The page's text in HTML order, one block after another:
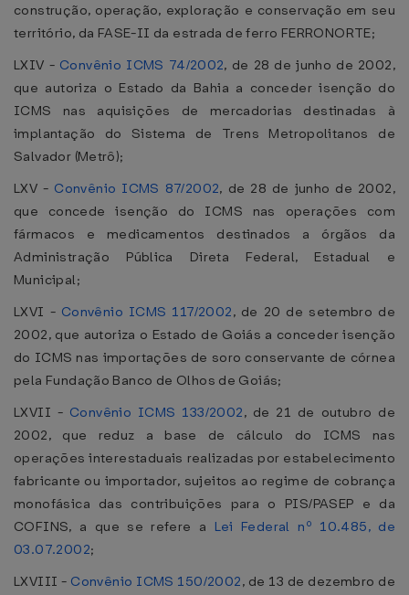
construção, operação, exploração e conservação em seu
território, da FASE-II da estrada de ferro FERRONORTE;
LXIV - Convênio ICMS 74/2002, de 28 de junho de 2002,
que autoriza o Estado da Bahia a conceder isenção do
ICMS nas aquisições de mercadorias destinadas à
implantação do Sistema de Trens Metropolitanos de
Salvador (Metrô);
LXV - Convênio ICMS 87/2002, de 28 de junho de 2002,
que concede isenção do ICMS nas operações com
fármacos e medicamentos destinados a órgãos da
Administração Pública Direta Federal, Estadual e
Municipal;
LXVI - Convênio ICMS 117/2002, de 20 de setembro de
2002, que autoriza o Estado de Goiás a conceder isenção
do ICMS nas importações de soro conservante de córnea
pela Fundação Banco de Olhos de Goiás;
LXVII - Convênio ICMS 133/2002, de 21 de outubro de
2002, que reduz a base de cálculo do ICMS nas
operações interestaduais realizadas por estabelecimento
fabricante ou importador, sujeitos ao regime de cobrança
monofásica das contribuições para o PIS/PASEP e da
COFINS, a que se refere a Lei Federal nº 10.485, de
03.07.2002;
LXVIII - Convênio ICMS 150/2002, de 13 de dezembro de